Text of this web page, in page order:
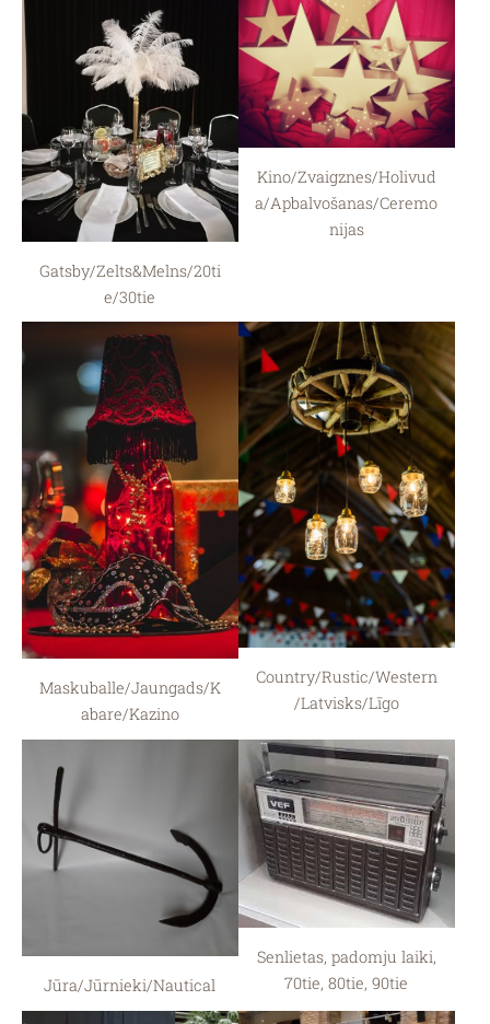
Gatsby/Zelts&Melns/20ti
e/30tie
Kino/Zvaigznes/Holivud
a/Apbalvošanas/Ceremo
nijas
Maskuballe/Jaungads/K
abare/Kazino
Country/Rustic/Western
/Latvisks/Līgo
Jūra/Jūrnieki/Nautical
Senlietas, padomju laiki,
70tie, 80tie, 90tie